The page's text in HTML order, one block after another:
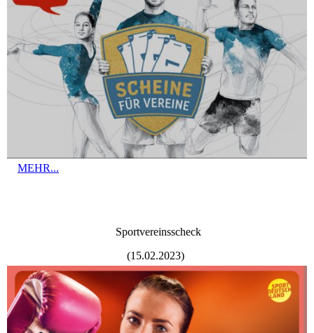
MEHR...
Sportvereinsscheck
(15.02.2023)